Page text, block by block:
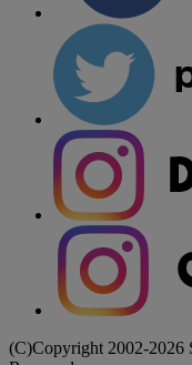
(C)Copyright 2002-